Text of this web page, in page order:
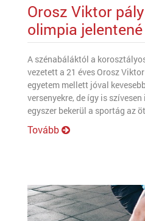
Orosz Viktor
olimpia
A szénabáláktól a
vezetett a 21 éves Orosz
egyetem mellett jóval
versenyekre, de így is
egyszer bekerül a sportág az
Tovább